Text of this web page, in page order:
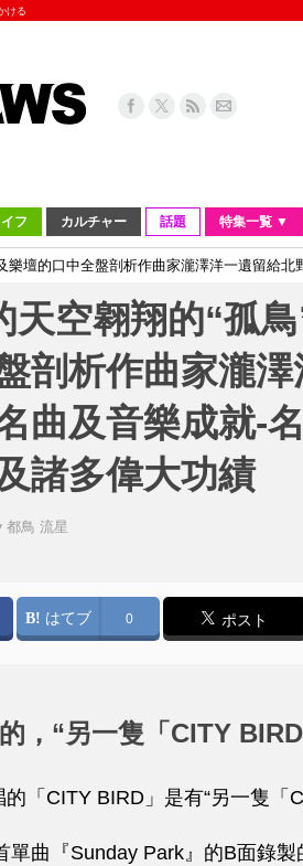
ける
フ カルチャー 話題 特集一覧 ▼
樂壇的口中全盤剖析作曲家瀧澤洋一遺留給
天空翱翔的“孤
剖析作曲家瀧
曲及音樂成就-
諸多偉大功績
都鳥 流星
はてブ 0 ポスト
，“另一隻「CITY
「CITY BIRD」是有“另一隻「
單曲『Sunday Park』的B面錄製